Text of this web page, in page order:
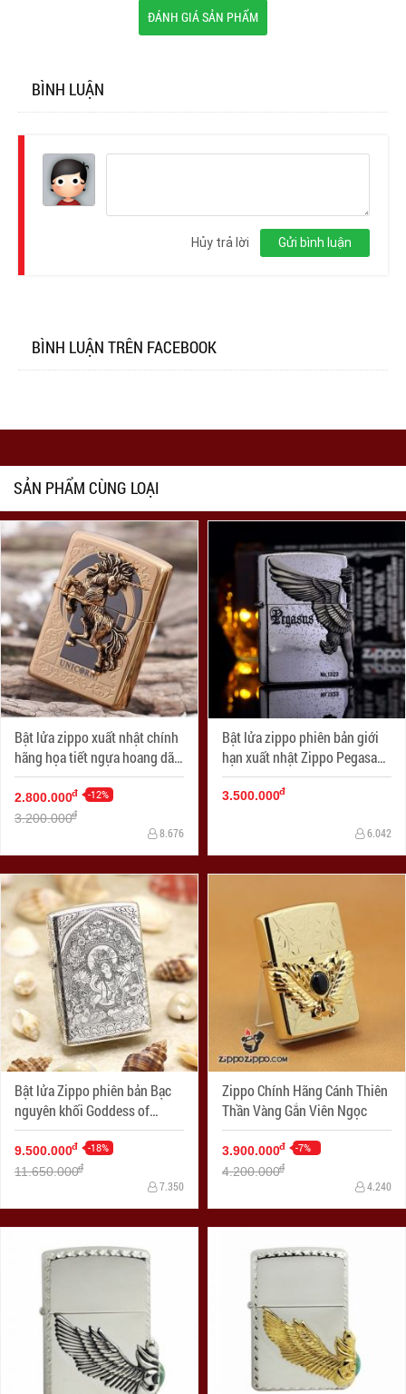
ĐÁNH GIÁ SẢN PHẨM
BÌNH LUẬN
Gửi bình luận
Hủy trả lời
BÌNH LUẬN TRÊN FACEBOOK
SẢN PHẨM CÙNG LOẠI
Bật lửa zippo xuất nhật chính
hãng họa tiết ngựa hoang dã
Specials
2.800.000đ -12%
3.200.000đ
8.676
Bật lửa zippo phiên bản giới
hạn xuất nhật Zippo Pegasas
cánh được mạ bạc
3.500.000đ
6.042
Bật lửa Zippo phiên bản Bạc
nguyên khối Goddess of
Mercy
9.500.000đ -18%
11.650.000đ
7.350
Zippo Chính Hãng Cánh Thiên
Thần Vàng Gắn Viên Ngọc
3.900.000đ -7%
4.200.000đ
4.240